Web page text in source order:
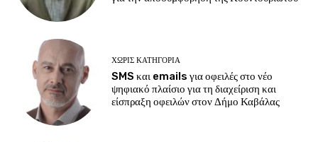
ΧΩΡΊΣ ΚΑΤΗΓΟΡΊΑ
SMS και emails για οφειλές στο νέο
ψηφιακό πλαίσιο για τη διαχείριση και
είσπραξη οφειλών στον Δήμο Καβάλας